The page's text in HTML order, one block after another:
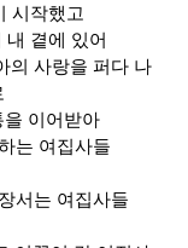
시작했고
내 곁에 있어
의 사랑을 퍼다 나
이어받아
는 여집사들
서는 여집사들